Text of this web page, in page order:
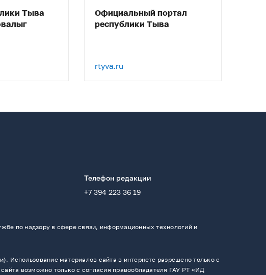
Тыва
Официальный портал
республики Тыва
rtyva.ru
Телефон редакции
+7 394 223 36 19
по надзору в сфере связи, информационных технологий и
материалов сайта в интернете разрешено только с
возможно только с согласия правообладателя ГАУ РТ «ИД